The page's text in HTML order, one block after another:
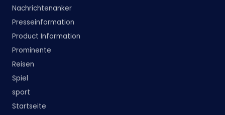
Nachrichtenanker
Presseinformation
Product Information
Prominente
Reisen
Spiel
sport
Startseite